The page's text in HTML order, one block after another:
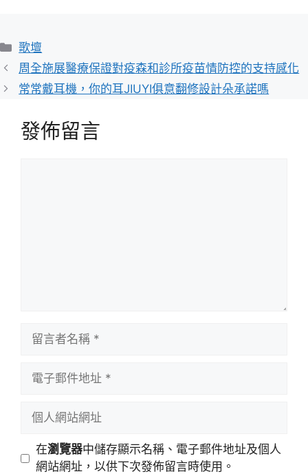
分
類
歌壇
周全施展醫療保證對疫森和診所疫苗情防控的支持感化
常常戴耳機，你的耳JIUYI俱意翻修設計朵承諾嗎
發佈留言
址
站
在瀏覽器中儲存顯示名稱、電子郵件地址及個人
網站網址，以供下次發佈留言時使用。